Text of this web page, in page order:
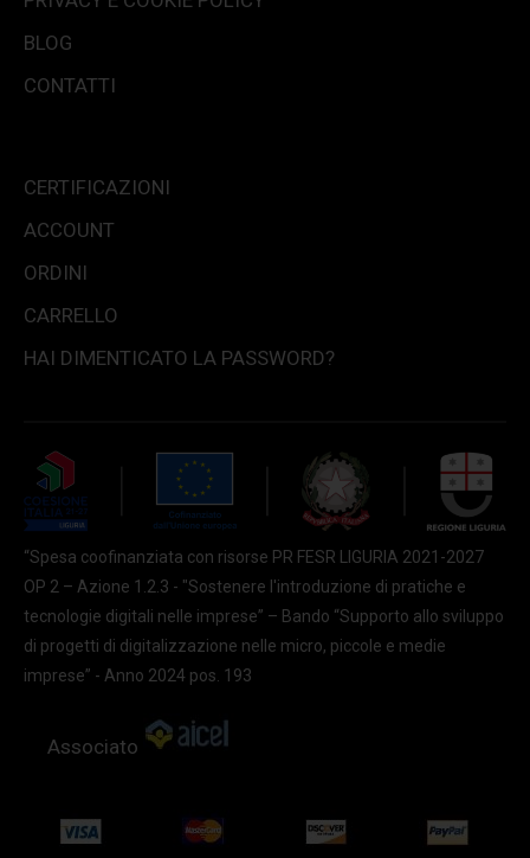
BLOG
CONTATTI
CERTIFICAZIONI
ACCOUNT
ORDINI
CARRELLO
HAI DIMENTICATO LA PASSWORD?
“Spesa coofinanziata con risorse PR FESR LIGURIA 2021-2027
OP 2 – Azione 1.2.3 - "Sostenere l'introduzione di pratiche e
tecnologie digitali nelle imprese” – Bando “Supporto allo sviluppo
di progetti di digitalizzazione nelle micro, piccole e medie
imprese” - Anno 2024 pos. 193
Associato